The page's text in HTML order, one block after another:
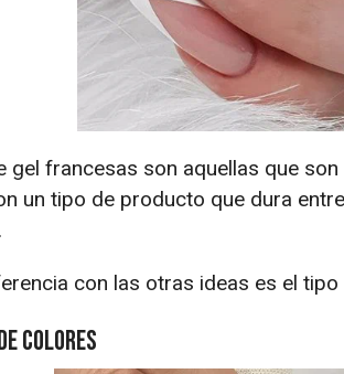
gel francesas son aquellas que
un tipo de producto que dura
con las otras ideas es el
colores